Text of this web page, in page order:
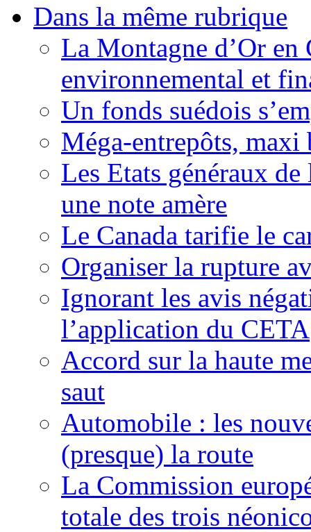
Dans la même rubrique
La Montagne d’Or
environnemental et
Un fonds suédois
Méga-entrepôts, maxi
Les Etats généraux
une note amère
Le Canada tarifie le
Organiser la rupture
Ignorant les avis
l’application du CETA
Accord sur la haute
saut
Automobile : les
(presque) la route
La Commission
totale des trois